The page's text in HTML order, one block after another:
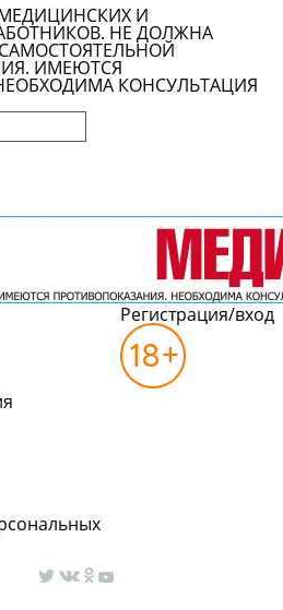
И
НЕ ДОЛЖНА
ИМЕЮТСЯ
КОНСУЛЬТАЦИЯ
Регистрация/вход